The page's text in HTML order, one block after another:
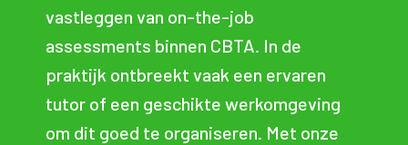
van on-the-job
binnen CBTA. In de
ontbreekt vaak een ervaren
of een geschikte werkomgeving
dit goed te organiseren. Met onze